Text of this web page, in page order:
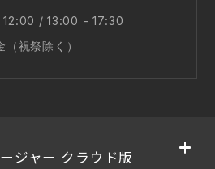
/ 13:00 - 17:30
（祝祭除く）
ジャー クラウド版